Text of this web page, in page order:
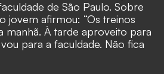
de São Paulo. Sobre
jovem afirmou: “Os treinos
manhã. À tarde aproveito para
para a faculdade. Não fica